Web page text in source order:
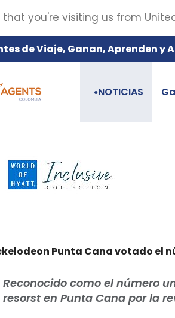
de Viaje, Ganan, Aprenden y
●NOTICIAS
Punta Cana votado el
Reconocido como el número
resorst en Punta Cana por la
you're visiting us from